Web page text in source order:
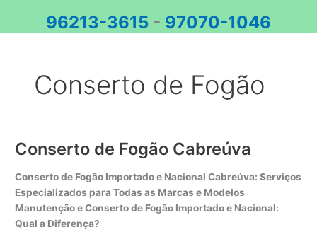
96213-3615 - 97070-1046
Conserto de Fogão
Conserto de Fogão Cabreúva
Conserto de Fogão Importado e Nacional Cabreúva: Serviços
Especializados para Todas as Marcas e Modelos
Manutenção e Conserto de Fogão Importado e Nacional:
Qual a Diferença?